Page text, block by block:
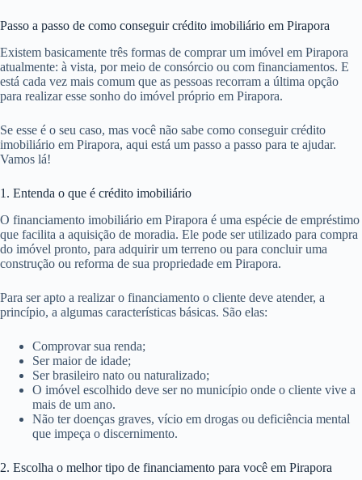
Passo a passo de como conseguir crédito imobiliário em Pirapora
Existem basicamente três formas de comprar um imóvel em Pirapora
atualmente: à vista, por meio de consórcio ou com financiamentos. E
está cada vez mais comum que as pessoas recorram a última opção
para realizar esse sonho do imóvel próprio em Pirapora.
Se esse é o seu caso, mas você não sabe como conseguir crédito
imobiliário em Pirapora, aqui está um passo a passo para te ajudar.
Vamos lá!
1. Entenda o que é crédito imobiliário
O financiamento imobiliário em Pirapora é uma espécie de empréstimo
que facilita a aquisição de moradia. Ele pode ser utilizado para compra
do imóvel pronto, para adquirir um terreno ou para concluir uma
construção ou reforma de sua propriedade em Pirapora.
Para ser apto a realizar o financiamento o cliente deve atender, a
princípio, a algumas características básicas. São elas:
Comprovar sua renda;
Ser maior de idade;
Ser brasileiro nato ou naturalizado;
O imóvel escolhido deve ser no município onde o cliente vive a
mais de um ano.
Não ter doenças graves, vício em drogas ou deficiência mental
que impeça o discernimento.
2. Escolha o melhor tipo de financiamento para você em Pirapora